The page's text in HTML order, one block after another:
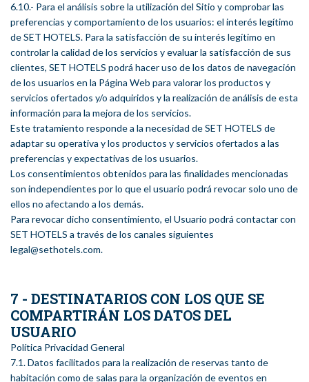
6.10.- Para el análisis sobre la utilización del Sitio y comprobar las
preferencias y comportamiento de los usuarios: el interés legítimo
de SET HOTELS. Para la satisfacción de su interés legítimo en
controlar la calidad de los servicios y evaluar la satisfacción de sus
clientes, SET HOTELS podrá hacer uso de los datos de navegación
de los usuarios en la Página Web para valorar los productos y
servicios ofertados y/o adquiridos y la realización de análisis de esta
información para la mejora de los servicios.
Este tratamiento responde a la necesidad de SET HOTELS de
adaptar su operativa y los productos y servicios ofertados a las
preferencias y expectativas de los usuarios.
Los consentimientos obtenidos para las finalidades mencionadas
son independientes por lo que el usuario podrá revocar solo uno de
ellos no afectando a los demás.
Para revocar dicho consentimiento, el Usuario podrá contactar con
SET HOTELS a través de los canales siguientes
legal@sethotels.com.
7 - DESTINATARIOS CON LOS QUE SE
COMPARTIRÁN LOS DATOS DEL
USUARIO
Política Privacidad General
7.1. Datos facilitados para la realización de reservas tanto de
habitación como de salas para la organización de eventos en